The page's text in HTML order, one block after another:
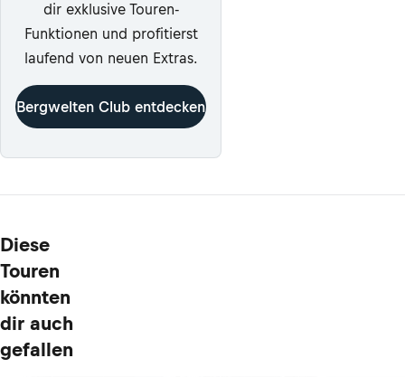
dir exklusive Touren-
Funktionen und profitierst
laufend von neuen Extras.
Bergwelten Club entdecken
Diese
Touren
könnten
dir auch
gefallen